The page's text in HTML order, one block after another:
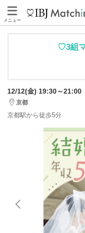
メニュー
♡3組
12/12(金) 19:30～21:00
京都
京都駅から徒歩5分